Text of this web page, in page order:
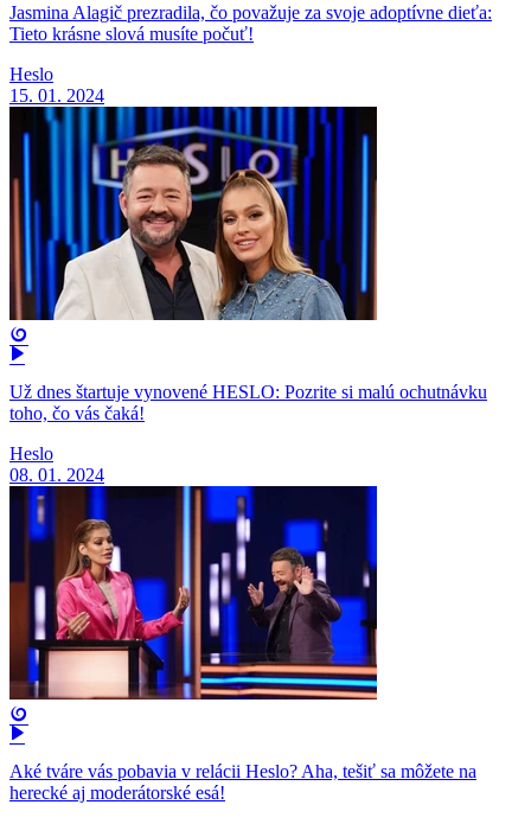
Jasmina Alagič prezradila, čo považuje za svoje adoptívne dieťa:
Tieto krásne slová musíte počuť!
Heslo
15. 01. 2024
Už dnes štartuje vynovené HESLO: Pozrite si malú ochutnávku
toho, čo vás čaká!
Heslo
08. 01. 2024
Aké tváre vás pobavia v relácii Heslo? Aha, tešiť sa môžete na
herecké aj moderátorské esá!